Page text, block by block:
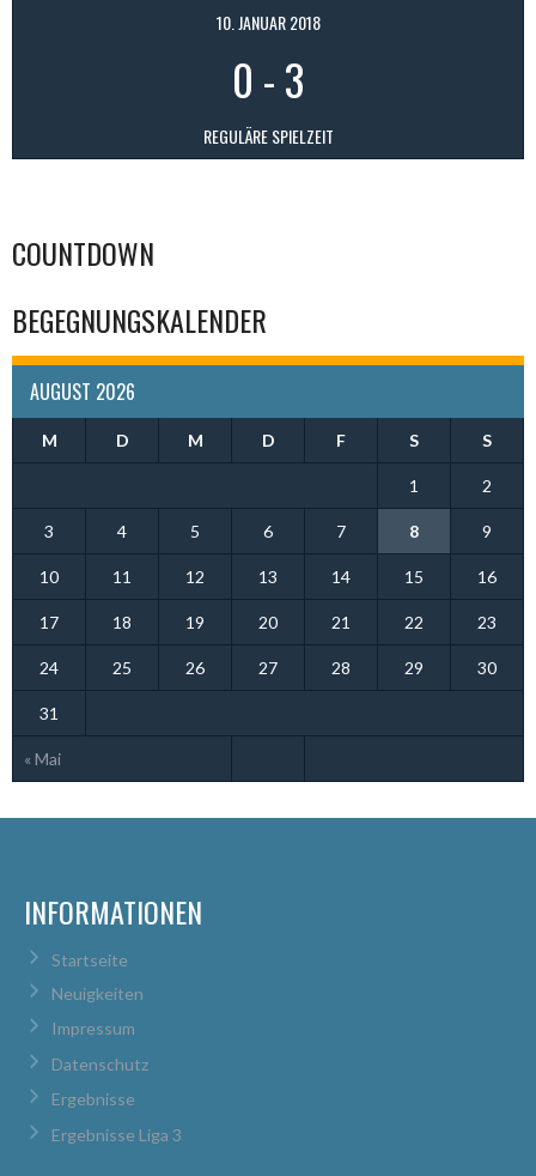
10. JANUAR 2018
0 -3
REGULÄRE SPIELZEIT
COUNTDOWN
BEGEGNUNGSKALENDER
AUGUST 2026
M D M D F S S
« Mai
1 2
3 4 5 6 7 8 9
10 11 12 13 14 15 16
17 18 19 20 21 22 23
24 25 26 27 28 29 30
31
INFORMATIONEN
Startseite
Neuigkeiten
Impressum
Datenschutz
Ergebnisse
Ergebnisse Liga 3